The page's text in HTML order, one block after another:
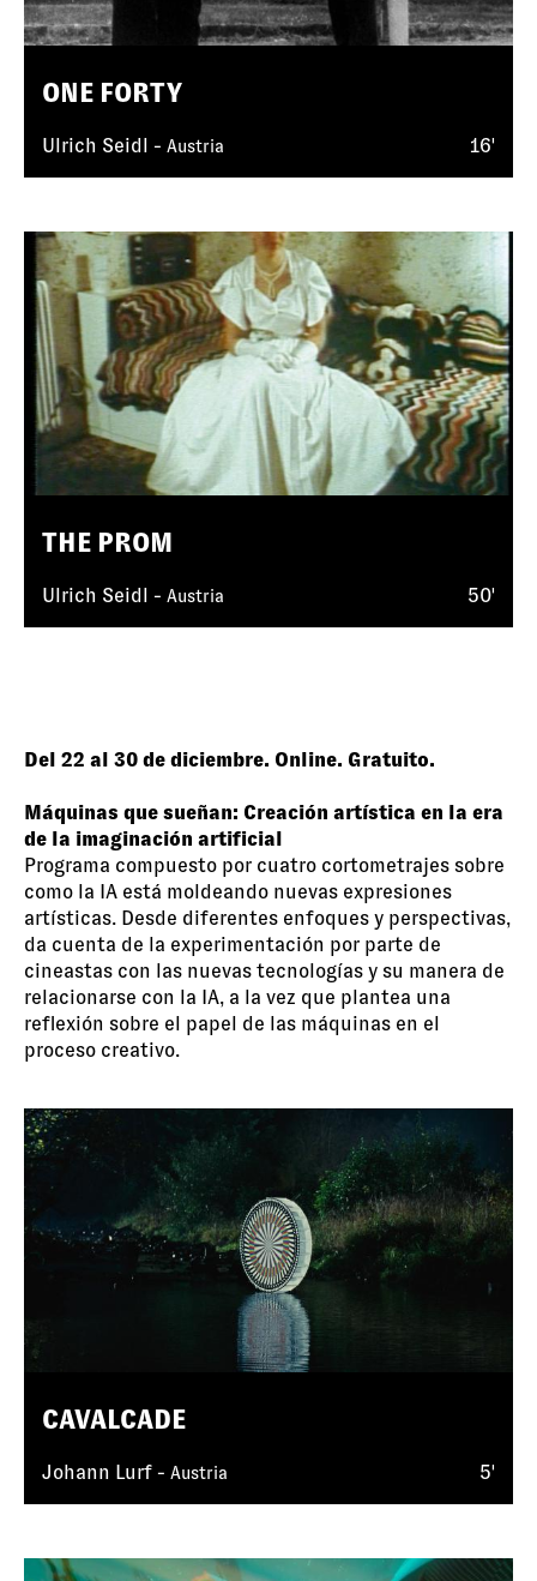
ONE FORTY
16'
Ulrich Seidl - Austria
THE PROM
50'
Ulrich Seidl - Austria
Del 22 al 30 de diciembre. Online. Gratuito.
Máquinas que sueñan: Creación artística en la era
de la imaginación artificial
Programa compuesto por cuatro cortometrajes sobre
como la IA está moldeando nuevas expresiones
artísticas. Desde diferentes enfoques y perspectivas,
da cuenta de la experimentación por parte de
cineastas con las nuevas tecnologías y su manera de
relacionarse con la IA, a la vez que plantea una
reflexión sobre el papel de las máquinas en el
proceso creativo.
CAVALCADE
5'
Johann Lurf - Austria